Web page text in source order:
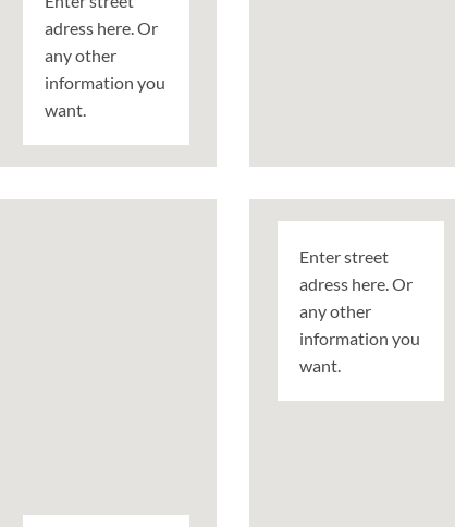
adress here. Or
any other
information you
want.
Enter street
adress here. Or
any other
information you
want.